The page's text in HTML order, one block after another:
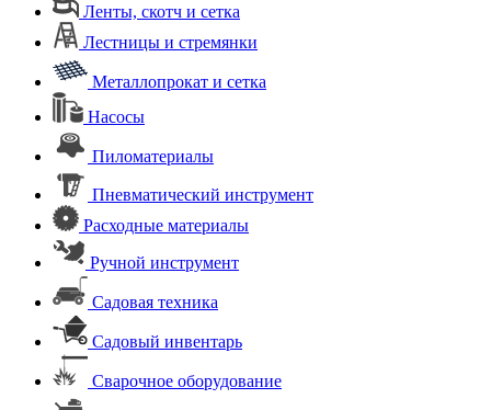
Ленты, скотч и сетка
Лестницы и стремянки
Металлопрокат и сетка
Насосы
Пиломатериалы
Пневматический инструмент
Расходные материалы
Ручной инструмент
Садовая техника
Садовый инвентарь
Сварочное оборудование